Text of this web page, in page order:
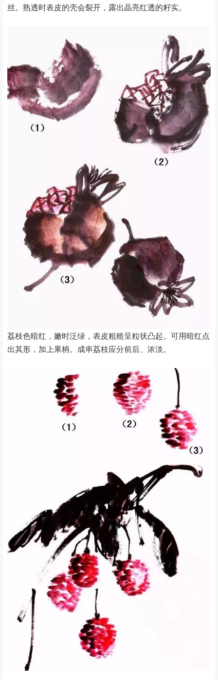
丝。熟透时表皮的壳会裂开，露出晶亮红透的籽实。
荔枝色暗红，嫩时泛绿，表皮粗糙呈粒状凸起。可用暗红点
出其形，加上果柄。成串荔枝应分前后、浓淡。